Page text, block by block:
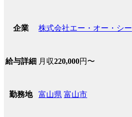
企業 株式会社エー・オー・シー
給与詳細 月収220,000円〜
勤務地 富山県 富山市